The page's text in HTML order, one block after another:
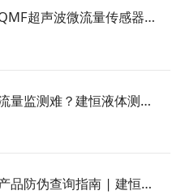
【567期】QMF超声波微流量传感器，开启新能源智能高效监测！
【566期】流量监测难？建恒液体测量方案轻松破解！
【565期】产品防伪查询指南 | 建恒为客户提供品质保障